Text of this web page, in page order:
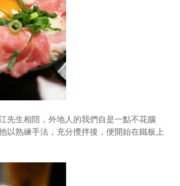
先生相陪，外地人的我們自是一點不花腦
以熟練手法，充分攪拌後，便開始在鐵板上